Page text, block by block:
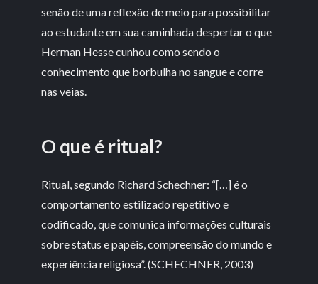
senão de uma reflexão de meio para possibilitar
ao estudante em sua caminhada despertar o que
Herman Hesse cunhou como sendo o
conhecimento que borbulha no sangue e corre
nas veias.
O que é ritual?
Ritual, segundo Richard Schechner: “[…] é o
comportamento estilizado repetitivo e
codificado, que comunica informações culturais
sobre status e papéis, compreensão do mundo e
experiência religiosa”. (SCHECHNER, 2003)